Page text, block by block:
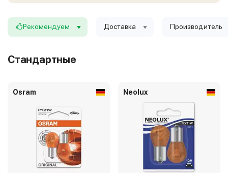
Рекомендуем Доставка Производитель
Стандартные
Osram Neolux